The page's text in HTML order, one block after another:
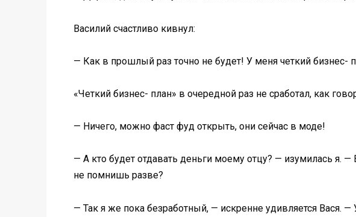
Василий счастливо кивнул:
— Как в прошлый раз точно не будет! У меня четкий бизнес-
«Четкий бизнес- план» в очередной раз не сработал, как
— Ничего, можно фаст фуд открыть, они сейчас в моде!
— А кто будет отдавать деньги моему отцу? — изумилась я.
не помнишь разве?
— Так я же пока безработный, — искренне удивляется Вася.